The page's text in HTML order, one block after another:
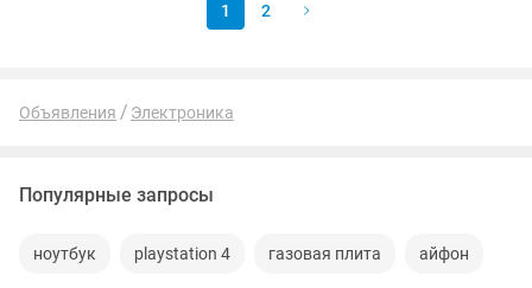
1 2
Объявления Электроника
Популярные запросы
ноутбук playstation 4 газовая плита айфон